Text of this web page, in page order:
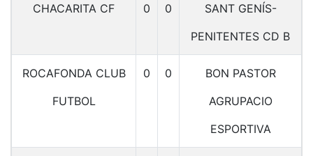
CHACARITA CF 0 0
SANT GENÍS-
PENITENTES CD B
ROCAFONDA CLUB
FUTBOL
0 0
BON PASTOR
AGRUPACIO
ESPORTIVA